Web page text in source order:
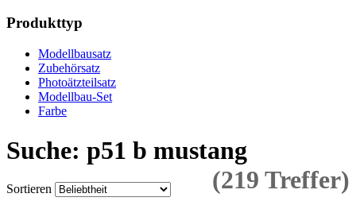
Produkttyp
Modellbausatz
Zubehörsatz
Photoätzteilsatz
Modellbau-Set
Farbe
Suche: p51 b mustang
(219 Treffer)
Sortieren